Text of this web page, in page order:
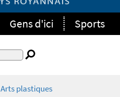
Gens d'ici Sports
Arts plastiques